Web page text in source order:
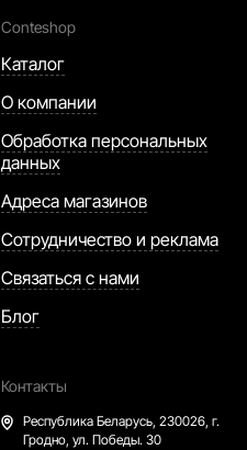
Conteshop
Каталог
О компании
Обработка персональных
данных
Адреса магазинов
Сотрудничество и реклама
Связаться с нами
Блог
Контакты
Республика Беларусь, 230026, г.
Гродно, ул. Победы. 30